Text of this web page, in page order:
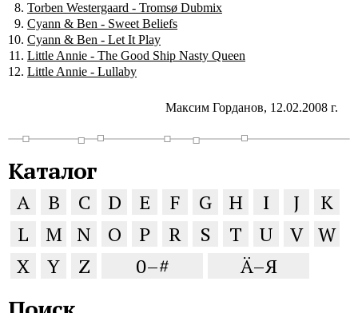
Torben Westergaard - Tromsø Dubmix
Cyann & Ben - Sweet Beliefs
Cyann & Ben - Let It Play
Little Annie - The Good Ship Nasty Queen
Little Annie - Lullaby
Максим Горданов, 12.02.2008 г.
Каталог
A B C D E F G H I J
K
L
M N O P R S T U V W
X
Y Z 0–# Ä–Я